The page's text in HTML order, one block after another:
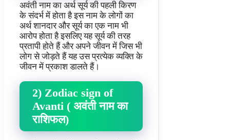
अवंती नाम का अर्थ सूर्य की पहली किरण
के संदर्भ में होता है इस नाम के लोगों का
अर्थ शानदार और सूर्य का एक नाम भी
आरोप होता है इसलिए यह सूर्य की तरह
प्रतापी होते हैं और अपने जीवन में जिस भी
लोग से जोड़ते हैं यह उस प्रत्येक व्यक्ति के
जीवन में प्रकाश डालते हैं।
2) Zodiac sign of
Avanti ( अवंती नाम का
राशिफल)